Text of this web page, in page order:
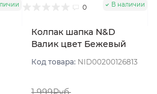
0 В наличии
Колпак шапка N&D
Валик цвет Бежевый
Код товара: NID00200126813